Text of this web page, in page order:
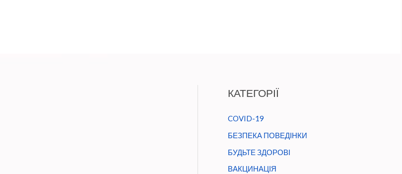
КАТЕГОРІЇ
COVID-19
БЕЗПЕКА ПОВЕДІНКИ
БУДЬТЕ ЗДОРОВІ
ВАКЦИНАЦІЯ